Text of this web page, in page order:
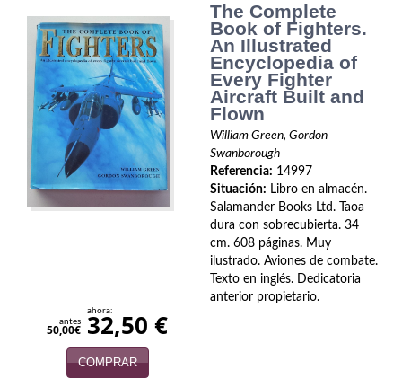
Ensayo literario
Filosofía
Física y Química
Física y química
Guerra Civil Española
Infantil y juvenil. Nuevo!!
Infantil y juvenil. Nuevo!!!
The Complete
Book of Fighters.
An Illustrated
Encyclopedia of
Every Fighter
Aircraft Built and
Flown
William Green, Gordon
Swanborough
Referencia: 14997
Situación: Libro en almacén.
Salamander Books Ltd. Taoa
dura con sobrecubierta. 34
cm. 608 páginas. Muy
ilustrado. Aviones de combate.
Texto en inglés. Dedicatoria
anterior propietario.
antes
50,00€
ahora:
32,50 €
COMPRAR